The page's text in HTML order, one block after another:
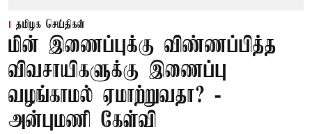
தமிழக செய்திகள்
மின் இணைப்புக்கு விண்ணப்பித்த
விவசாயிகளுக்கு இணைப்பு
வழங்காமல் ஏமாற்றுவதா? -
அன்புமணி கேள்வி